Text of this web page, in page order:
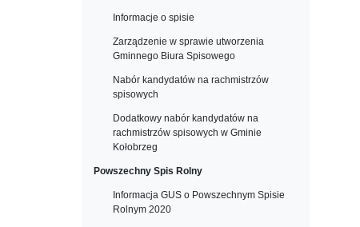
Informacje o spisie
Zarządzenie w sprawie utworzenia
Gminnego Biura Spisowego
Nabór kandydatów na rachmistrzów
spisowych
Dodatkowy nabór kandydatów na
rachmistrzów spisowych w Gminie
Kołobrzeg
Powszechny Spis Rolny
Informacja GUS o Powszechnym Spisie
Rolnym 2020